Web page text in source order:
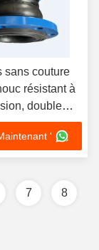
sans couture
résistant à
double
en
flexible '
7 8